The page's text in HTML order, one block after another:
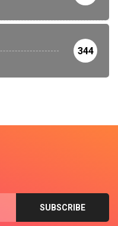
344